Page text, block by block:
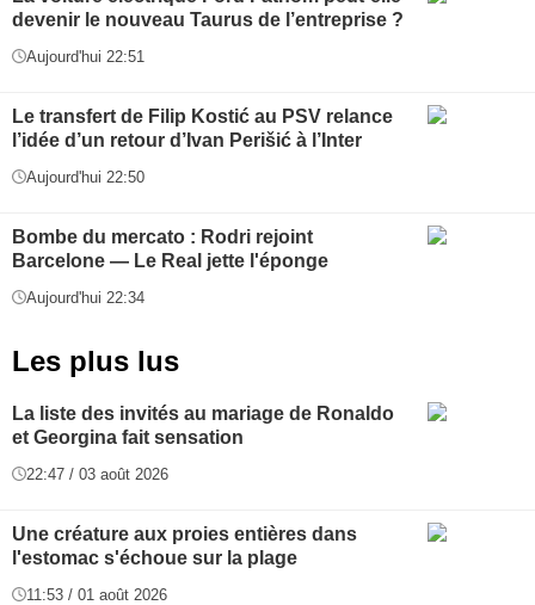
devenir le nouveau Taurus de l’entreprise ?
Aujourd'hui 22:51
Le transfert de Filip Kostić au PSV relance
l’idée d’un retour d’Ivan Perišić à l’Inter
Aujourd'hui 22:50
Bombe du mercato : Rodri rejoint
Barcelone — Le Real jette l'éponge
Aujourd'hui 22:34
Les plus lus
La liste des invités au mariage de Ronaldo
et Georgina fait sensation
22:47 / 03 août 2026
Une créature aux proies entières dans
l'estomac s'échoue sur la plage
11:53 / 01 août 2026